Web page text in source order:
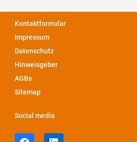
Kontaktformular
Impressum
Datenschutz
Hinweisgeber
AGBs
Sitemap
Social media